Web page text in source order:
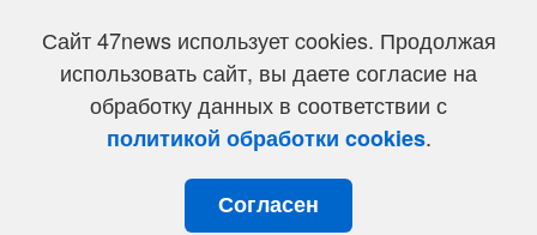
Сайт 47news использует cookies. Продолжая
использовать сайт, вы даете согласие на
обработку данных в соответствии с
политикой обработки cookies.
Согласен
47 новостей (47 news)2005 — 2026 г.
Свидетельство о регистрации СМИ Эл № ФС 77-39848, выдано
Федеральной службой по надзору в сфере связи,
информационных технологий и массовых коммуникаций